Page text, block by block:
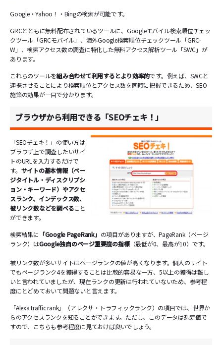
Google・Yahoo！・Bingの検索が可能です。
GRCとともに無料配布されているツールに、Googleモバイル検索順位チェッ
クツール「GRCモバイル」、海外Google検索順位チェックツール「GRC-
W」、検索アクセス数の調査に特化した無料アクセス解析ツール「SWC」が
あります。
これらのツールを組み合わせて利用するとより効率的です。例えば、SWCと
連携させることにより検索順位とアクセス数を同時に把握できるため、SEO
施策の効果が一目で分かります。
ブラウザから利用できる「SEOチェキ！」
「SEOチェキ！」の使い方は
ブラウザ上で調査したいサイ
トのURLを入力するだけで
す。 サイトの基本情報（ペー
ジタイトル・ディスクリプシ
ョン・キーワード）やアクセ
スランク、インデックス数、
被リンク数などを調べること
ができます。
検索結果に 「Google PageRank」 の項目がありますが、PageRank（ページ
ランク）はGoogle独自のページ重要度の指標（最低が0、最高が10）です。
被リンク数が多いサイトはページランクの値が高くなります。個人のサイト
でもページランク4を獲得することは比較的容易な一方、5以上の獲得は難し
いと言われていましたが、現在ランクの更新は行われていないため、参考程
度にとどめておいて問題ないと言えます。
「Alexa traffic rank」（アレクサ・トラフィックランク）の項目では、世界か
らのアクセスランクを知ることができます。ただし、このデータは想定値で
すので、こちらも参考程度に見ておけば良いでしょう。